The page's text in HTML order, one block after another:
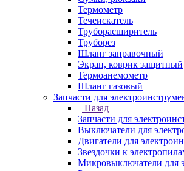
Термометр
Течеискатель
Труборасширитель
Труборез
Шланг заправочный
Экран, коврик защитный
Термоанемометр
Шланг газовый
Запчасти для
Назад
Запчасти для
Выключатели для
Двигатели для
Звездочки к
Микровыключатели для